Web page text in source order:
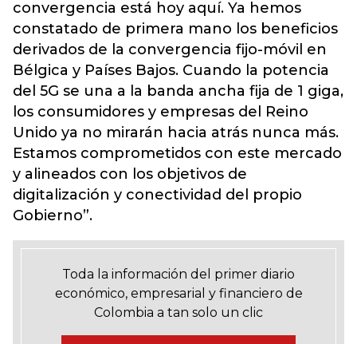
convergencia está hoy aquí. Ya hemos
constatado de primera mano los beneficios
derivados de la convergencia fijo-móvil en
Bélgica y Países Bajos. Cuando la potencia
del 5G se una a la banda ancha fija de 1 giga,
los consumidores y empresas del Reino
Unido ya no mirarán hacia atrás nunca más.
Estamos comprometidos con este mercado
y alineados con los objetivos de
digitalización y conectividad del propio
Gobierno”.
Toda la información del primer diario
económico, empresarial y financiero de
Colombia a tan solo un clic